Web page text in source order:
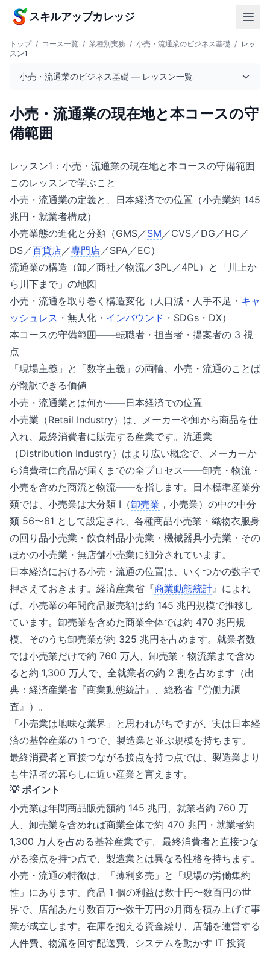
本文へスキップ
スキルアップカレッジ
トップ / コース一覧 / 業種別実務 / 小売・流通業のビジネス基礎 / レッ
スン1
小売・流通業のビジネス基礎 — レッスン一覧
小売・流通業の現在地と本コースの守
備範囲
レッスン1：小売・流通業の現在地と本コースの守備範囲
このレッスンで学ぶこと
小売・流通業の定義と、日本経済での位置（小売業約 145
兆円・就業者構成）
小売業態の進化と分類（GMS／SM ／CVS／DG／HC／
DS／百貨店／専門店／SPA／EC）
流通業の構造（卸／商社／物流／3PL／4PL）と「川上か
ら川下まで」の地図
小売・流通を取り巻く構造変化（人口減・人手不足・ キャ
ッシュレス ・無人化・ インバウンド ・SDGs・DX）
本コースの守備範囲——転職者・担当者・提案者の 3 視
点
「現場主義」と「数字主義」の両輪、小売・流通のことば
が翻訳できる価値
小売・流通業とは何か——日本経済での位置
小売業（Retail Industry）は、メーカーや卸から商品を仕
入れ、最終消費者に販売する産業です。流通業
（Distribution Industry）はより広い概念で、メーカーか
ら消費者に商品が届くまでの全プロセス——卸売・物流・
小売を含めた商流と物流——を指します。日本標準産業分
類では、小売業は大分類 I（卸売業 ，小売業）の中の中分
類 56〜61 として設定され、各種商品小売業・織物衣服身
の回り品小売業・飲食料品小売業・機械器具小売業・その
ほかの小売業・無店舗小売業に細分されています。
日本経済における小売・流通の位置は、いくつかの数字で
押さえておきます。経済産業省『商業動態統計』によれ
ば、小売業の年間商品販売額は約 145 兆円規模で推移し
ています。卸売業を含めた商業全体では約 470 兆円規
模、そのうち卸売業が約 325 兆円を占めます。就業者数
では小売業だけで約 760 万人、卸売業・物流業まで含め
ると約 1,300 万人で、全就業者の約 2 割を占めます（出
典： 経済産業省『商業動態統計』 、総務省『労働力調
査』）。
「小売業は地味な業界」と思われがちですが、実は日本経
済の基幹産業の 1 つで、製造業と並ぶ規模を持ちます。
最終消費者と直接つながる接点を持つ点では、製造業より
も生活者の暮らしに近い産業と言えます。
💡 ポイント
小売業は年間商品販売額約 145 兆円、就業者約 760 万
人、卸売業を含めれば商業全体で約 470 兆円・就業者約
1,300 万人を占める基幹産業です。最終消費者と直接つな
がる接点を持つ点で、製造業とは異なる性格を持ちます。
小売・流通の特徴は、「薄利多売」と「現場の労働集約
性」にあります。商品 1 個の利益は数十円〜数百円の世
界で、店舗あたり数百万〜数千万円の月商を積み上げて事
業が成立します。在庫を抱える資金繰り、店舗を運営する
人件費、物流を回す配送費、システムを動かす IT 投資